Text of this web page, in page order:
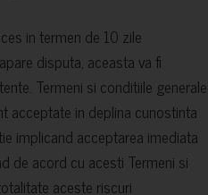
in termen de 10 zile
disputa, aceasta va fi
Termeni si conditiile generale
acceptate in deplina cunostinta
implicand acceptarea imediata
de acord cu acesti Termeni si
aceste riscuri